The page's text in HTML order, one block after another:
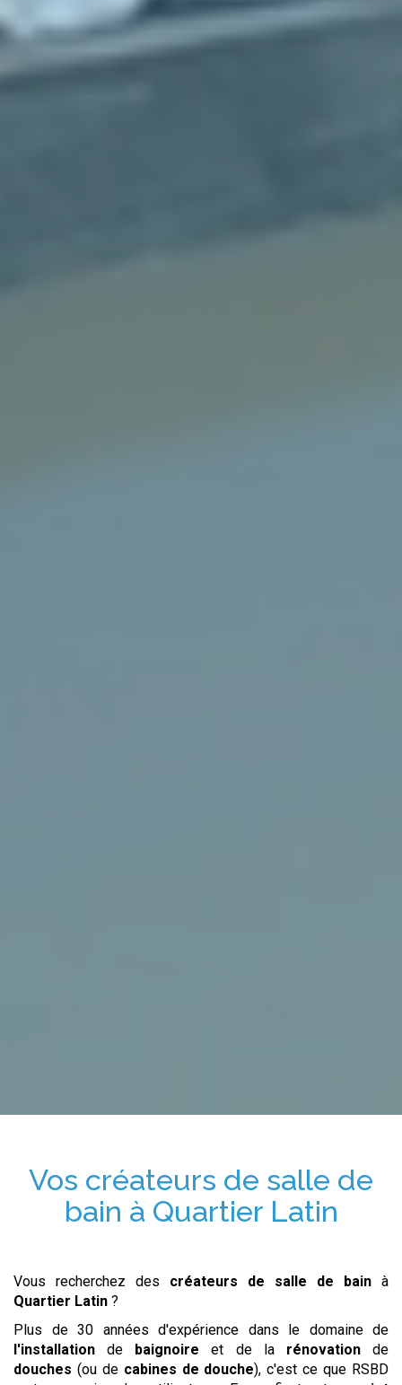
Vos créateurs de salle de
bain à Quartier Latin
Vous recherchez des créateurs de salle de bain à
Quartier Latin ?
Plus de 30 années d'expérience dans le domaine de
l'installation de baignoire et de la rénovationde
douches (ou de cabines de douche), c'est ce que RSBD